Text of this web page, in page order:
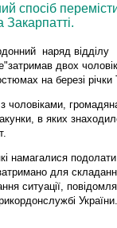
спосіб
Закарпатті.
наряд відділу
двох
на березі річки
чоловіками,
в яких
намагалися
для
ситуації,
України.